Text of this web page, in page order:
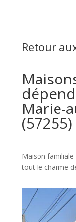
Retour
Marie-
(57255)
Maison familiale
tout le charme